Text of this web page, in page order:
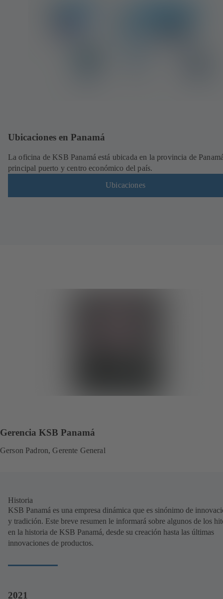
Ubicaciones en Panamá
La oficina de KSB Panamá está ubicada en la provincia de
principal puerto y centro económico del país.
Ubicaciones
Gerencia KSB Panamá
Gerson Padron, Gerente General
Historia
KSB Panamá es una empresa dinámica que es sinónimo de
y tradición. Este breve resumen le informará sobre algunos de los
en la historia de KSB Panamá, desde su creación hasta las últimas
innovaciones de productos.
2021